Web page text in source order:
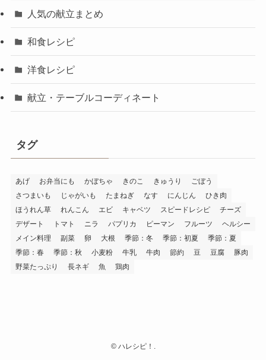
人気の献立まとめ
和食レシピ
洋食レシピ
献立・テーブルコーディネート
タグ
あげ お弁当にも かぼちゃ きのこ きゅうり
ごぼう
さつまいも
じゃがいも たまねぎ なす にんじん
ひき肉
ほうれん草
れんこん エビ キャベツ スピードレシピ
チーズ
デザート
トマト ニラ パプリカ ピーマン フルーツ
ヘルシー
メイン料理
副菜 卵 大根 季節：冬 季節：初夏
季節：夏
季節：春
季節：秋 小麦粉 牛乳 牛肉 節約 豆 豆腐
豚肉
野菜たっぷり
長ネギ 魚 鶏肉
©ハレシピ！.